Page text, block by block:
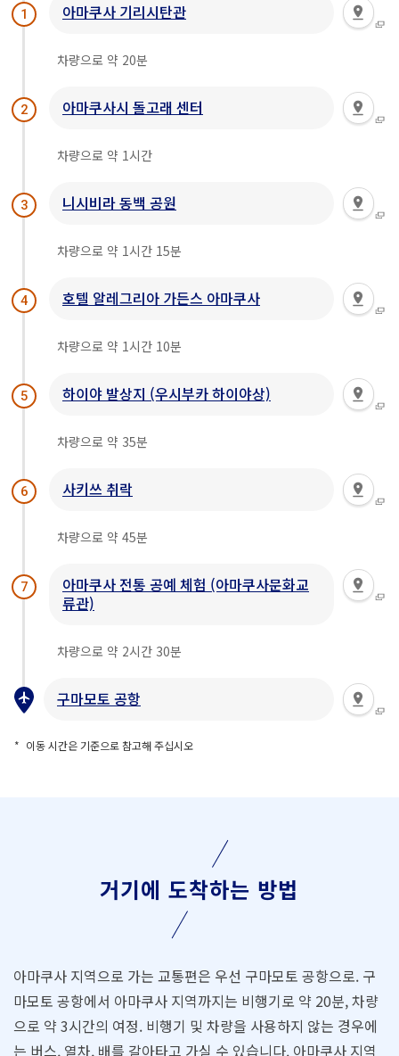
1 아마쿠사 기리시탄관
차량으로 약 20분
2 아마쿠사시 돌고래 센터
차량으로 약 1시간
3 니시비라 동백 공원
차량으로 약 1시간 15분
4 호텔 알레그리아 가든스 아마쿠사
차량으로 약 1시간 10분
5 하이야 발상지 (우시부카 하이야상)
차량으로 약 35분
6 사키쓰 취락
차량으로 약 45분
7
아마쿠사 전통 공예 체험 (아마쿠사문화교
류관)
차량으로 약 2시간 30분
구마모토 공항
이동 시간은 기준으로 참고해 주십시오
거기에 도착하는 방법
아마쿠사 지역으로 가는 교통편은 우선 구마모토 공항으로. 구
마모토 공항에서 아마쿠사 지역까지는 비행기로 약 20분, 차량
으로 약 3시간의 여정. 비행기 및 차량을 사용하지 않는 경우에
는 버스, 열차, 배를 갈아타고 가실 수 있습니다. 아마쿠사 지역